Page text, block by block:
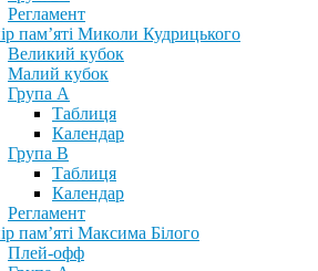
Регламент
пам’яті Миколи Кудрицького
Великий кубок
Малий кубок
Група А
Таблиця
Календар
Група В
Таблиця
Календар
Регламент
пам’яті Максима Білого
Плей-офф